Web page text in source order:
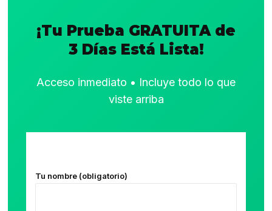
¡Tu Prueba GRATUITA de
3 Días Está Lista!
Acceso inmediato • Incluye todo lo que
viste arriba
Tu nombre (obligatorio)